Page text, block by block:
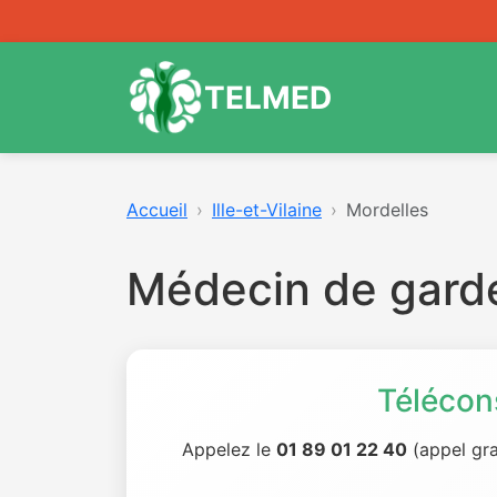
TELMED
Accueil Ille-et-Vilaine Mordelles
Médecin de
Appelez le 01 89 01 22 40 (appel